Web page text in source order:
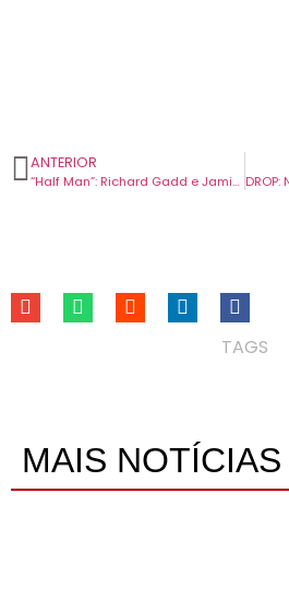
ANTERIOR
“Half Man”: Richard Gadd e Jamie Bell dão um soco no estômago da TV
TAGS
MAIS NOTÍCIAS